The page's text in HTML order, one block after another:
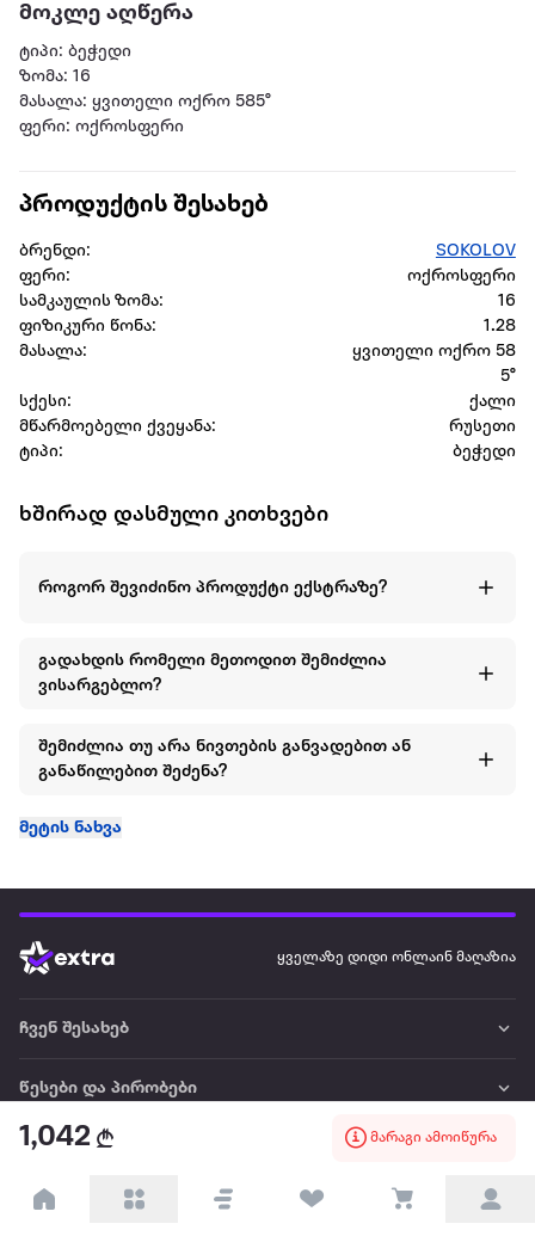
მოკლე აღწერა
ტიპი: ბეჭედი
ზომა: 16
მასალა: ყვითელი ოქრო 585°
ფერი: ოქროსფერი
1,042 მარაგი ამოიწურა
პროდუქტის შესახებ
ბრენდი:
SOKOLOV
ფერი:
ოქროსფერი
სამკაულის ზომა:
16
ფიზიკური წონა:
1.28
მასალა:
ყვითელი ოქრო 58
5°
სქესი:
ქალი
მწარმოებელი ქვეყანა:
რუსეთი
ტიპი:
ბეჭედი
ხშირად დასმული კითხვები
როგორ შევიძინო პროდუქტი ექსტრაზე?
გადახდის რომელი მეთოდით შემიძლია
ვისარგებლო?
შემიძლია თუ არა ნივთების განვადებით ან
განაწილებით შეძენა?
მეტის ნახვა
ყველაზე დიდი ონლაინ მაღაზია
ჩვენ შესახებ
წესები და პირობები
პარტნიორებისთვის
ტრენდული